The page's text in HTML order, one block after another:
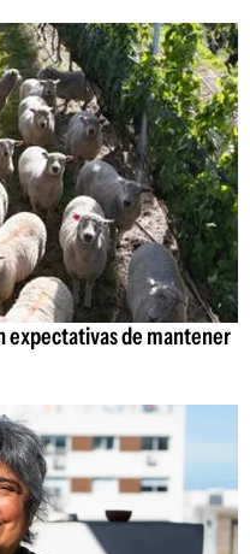
expectativas de mantener